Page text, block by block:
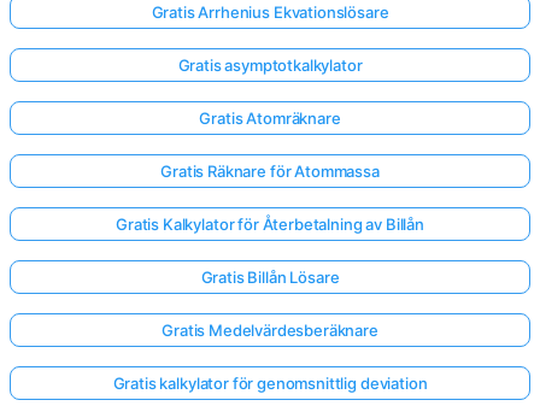
Gratis Arrhenius Ekvationslösare
Gratis asymptotkalkylator
Gratis Atomräknare
Gratis Räknare för Atommassa
Gratis Kalkylator för Återbetalning av Billån
Gratis Billån Lösare
Gratis Medelvärdesberäknare
Gratis kalkylator för genomsnittlig deviation